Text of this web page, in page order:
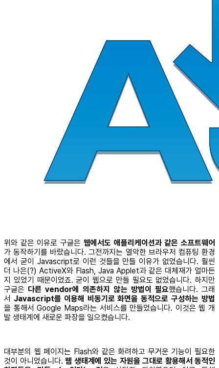
위와 같은 이유로 구글은 웹에서도 애플리케이션과 같은 소프트웨어
가 동작하기를 바랐습니다. 그전까지는 열악한 브라우저 컴퓨팅 환경
에서 굳이 Javascript로 이런 것들을 만들 이유가 없었습니다. 훨씬
더 나은(?) ActiveX와 Flash, Java Applet과 같은 대체재가 얼마든
지 있었기 때문이었죠. 굳이 웹으로 만들 필요도 없었습니다. 하지만
구글은 다른 vendor에 의존하지 않는 방법이 필요했습니다. 그래
서 Javascript를 이용해 비동기로 화면을 동적으로 구성하는 방법
을 통해서 Google Maps라는 서비스를 만들었습니다. 이것은 웹 개
발 생태계에 새로운 파장을 일으켰습니다.
대부분의 웹 페이지는 Flash와 같은 화려하고 무거운 기능이 필요한
것이 아니었습니다. 웹 생태계에 있는 자원을 그대로 활용해서 동적인